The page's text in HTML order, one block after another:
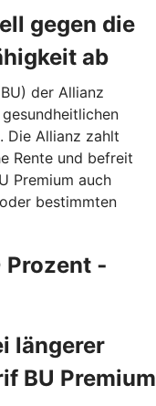
gegen die
ab
der Allianz
Die Allianz zahlt
Rente und befreit
Premium auch
bestimmten
Prozent
längerer
BU Premium